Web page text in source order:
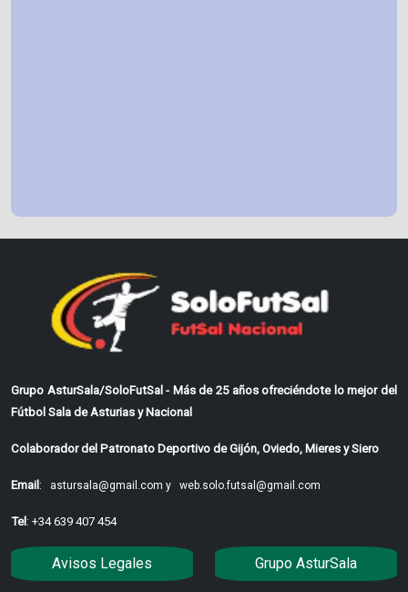
Grupo AsturSala/SoloFutSal - Más de 25 años ofreciéndote lo mejor del
Fútbol Sala de Asturias y Nacional
Colaborador del Patronato Deportivo de Gijón, Oviedo, Mieres y Siero
Email: astursala@gmail.com y web.solo.futsal@gmail.com
Tel: +34 639 407 454
Avisos Legales Grupo AsturSala